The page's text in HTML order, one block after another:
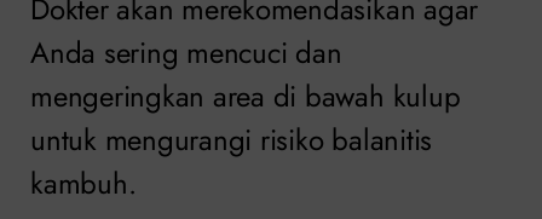
Dokter akan merekomendasikan agar
Anda sering mencuci dan
mengeringkan area di bawah kulup
untuk mengurangi risiko balanitis
kambuh.